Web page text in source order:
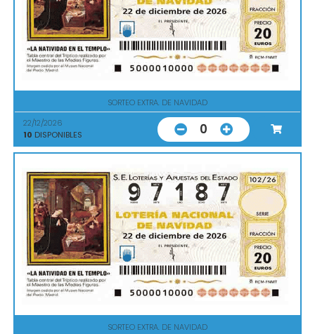
SORTEO EXTRA. DE NAVIDAD
22/12/2026
10 DISPONIBLES 0
SORTEO EXTRA. DE NAVIDAD